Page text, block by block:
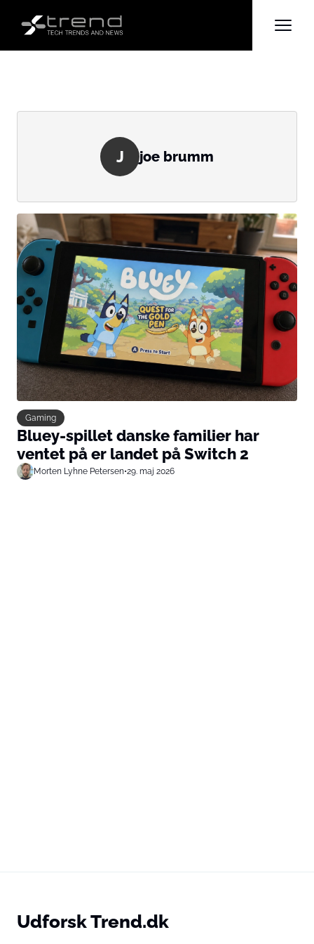
J joe brumm
Gaming
Bluey-spillet danske familier har
ventet på er landet på Switch 2
Morten Lyhne Petersen•29. maj 2026
Udforsk Trend.dk